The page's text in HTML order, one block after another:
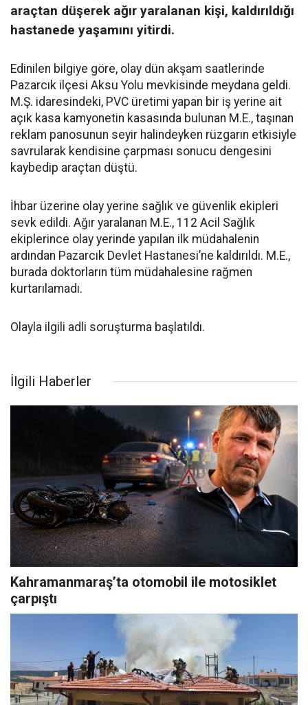
araçtan düşerek ağır yaralanan kişi, kaldırıldığı
hastanede yaşamını yitirdi.
Edinilen bilgiye göre, olay dün akşam saatlerinde
Pazarcık ilçesi Aksu Yolu mevkisinde meydana geldi.
M.Ş. idaresindeki, PVC üretimi yapan bir iş yerine ait
açık kasa kamyonetin kasasında bulunan M.E., taşınan
reklam panosunun seyir halindeyken rüzgarın etkisiyle
savrularak kendisine çarpması sonucu dengesini
kaybedip araçtan düştü.
İhbar üzerine olay yerine sağlık ve güvenlik ekipleri
sevk edildi. Ağır yaralanan M.E., 112 Acil Sağlık
ekiplerince olay yerinde yapılan ilk müdahalenin
ardından Pazarcık Devlet Hastanesi’ne kaldırıldı. M.E.,
burada doktorların tüm müdahalesine rağmen
kurtarılamadı.
Olayla ilgili adli soruşturma başlatıldı.
İlgili Haberler
Kahramanmaraş’ta otomobil ile motosiklet
çarpıştı